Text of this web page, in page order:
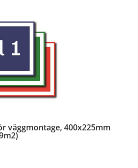
väggmontage, 400x225mm